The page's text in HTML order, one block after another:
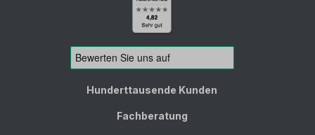
Hunderttausende Kunden
Fachberatung